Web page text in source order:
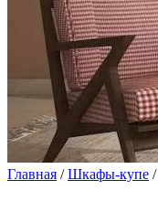
Главная /Шкафы-купе /